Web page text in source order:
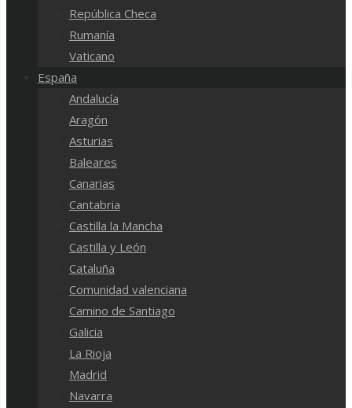
República Checa
Rumanía
Vaticano
España
Andalucía
Aragón
Asturias
Baleares
Canarias
Cantabria
Castilla la Mancha
Castilla y León
Cataluña
Comunidad valenciana
Camino de Santiago
Galicia
La Rioja
Madrid
Navarra